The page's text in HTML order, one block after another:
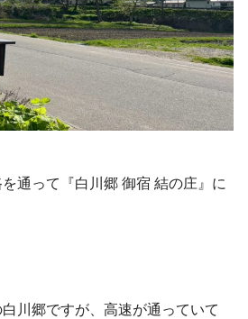
通って『白川郷 御宿 結の庄』に
川郷ですが、高速が通っていて